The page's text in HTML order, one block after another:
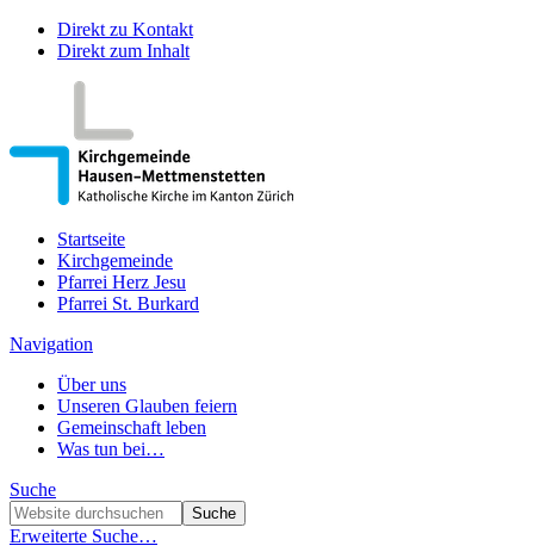
Direkt zu Kontakt
Direkt zum Inhalt
Startseite
Kirchgemeinde
Pfarrei Herz Jesu
Pfarrei St. Burkard
Navigation
Über uns
Unseren Glauben feiern
Gemeinschaft leben
Was tun bei…
Suche
Erweiterte Suche…